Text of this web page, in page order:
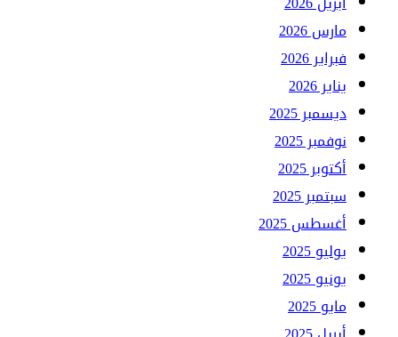
مارس 2026
فبراير 2026
يناير 2026
ديسمبر 2025
نوفمبر 2025
أكتوبر 2025
سبتمبر 2025
أغسطس 2025
يوليو 2025
يونيو 2025
مايو 2025